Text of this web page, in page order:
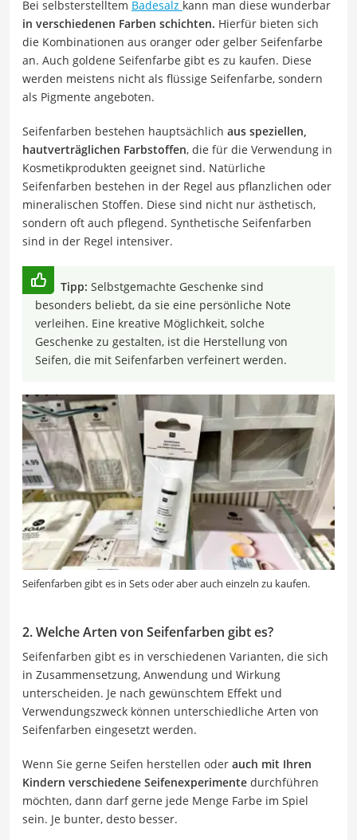
Bei selbsterstelltem Badesalz kann man diese wunderbar
in verschiedenen Farben schichten. Hierfür bieten sich
die Kombinationen aus oranger oder gelber Seifenfarbe
an. Auch goldene Seifenfarbe gibt es zu kaufen. Diese
werden meistens nicht als flüssige Seifenfarbe, sondern
als Pigmente angeboten.
Seifenfarben bestehen hauptsächlich aus speziellen,
hautverträglichen Farbstoffen, die für die Verwendung in
Kosmetikprodukten geeignet sind. Natürliche
Seifenfarben bestehen in der Regel aus pflanzlichen oder
mineralischen Stoffen. Diese sind nicht nur ästhetisch,
sondern oft auch pflegend. Synthetische Seifenfarben
sind in der Regel intensiver.
Tipp: Selbstgemachte Geschenke sind
besonders beliebt, da sie eine persönliche Note
verleihen. Eine kreative Möglichkeit, solche
Geschenke zu gestalten, ist die Herstellung von
Seifen, die mit Seifenfarben verfeinert werden.
Seifenfarben gibt es in Sets oder aber auch einzeln zu kaufen.
2. Welche Arten von Seifenfarben gibt es?
Seifenfarben gibt es in verschiedenen Varianten, die sich
in Zusammensetzung, Anwendung und Wirkung
unterscheiden. Je nach gewünschtem Effekt und
Verwendungszweck können unterschiedliche Arten von
Seifenfarben eingesetzt werden.
Wenn Sie gerne Seifen herstellen oder auch mit Ihren
Kindern verschiedene Seifenexperimente durchführen
möchten, dann darf gerne jede Menge Farbe im Spiel
sein. Je bunter, desto besser.